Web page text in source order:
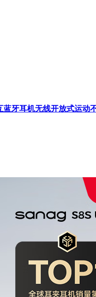
牙耳机无线开放式运动